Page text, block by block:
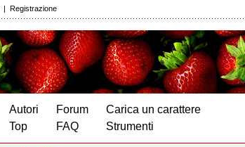
| Registrazione
Autori
Top
Forum
FAQ
Carica un carattere
Strumenti